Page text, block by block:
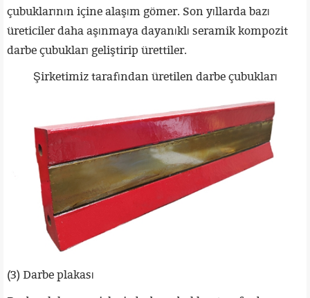
çubuklarının içine alaşım gömer. Son yıllarda bazı
üreticiler daha aşınmaya dayanıklı seramik kompozit
darbe çubukları geliştirip ürettiler.
Şirketimiz tarafından üretilen darbe çubukları
(3) Darbe plakası